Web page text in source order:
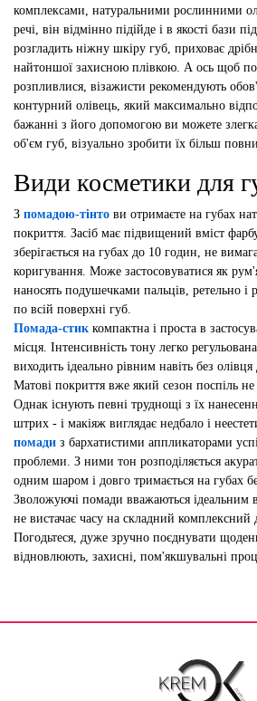
комплексами, натуральними рослинними
речі, він відмінно підійде і в якості бази
розгладить ніжну шкіру губ, приховає
найтоншої захисною плівкою. А ось щоб
розпливлися, візажисти рекомендують
контурний олівець, який максимально
бажанні з його допомогою ви можете
об'єм губ, візуально зробити їх більш
Види косметики для
З помадою-тінто ви отримаєте на губах
покриття. Засіб має підвищений вміст
зберігається на губах до 10 годин, не
коригування. Може застосовуватися як
наносять подушечками пальців, ретельно і
по всій поверхні губ.
Помада-стик компактна і проста в
місця. Інтенсивність тону легко
виходить ідеально рівним навіть без олівця
Матові покриття вже який сезон поспіль не
Однак існують певні труднощі з їх
штрих - і макіяж виглядає недбало і
помади з бархатистими аппликаторами
проблеми. З ними тон розподіляється
одним шаром і довго тримається на губах
Зволожуючі помади вважаються ідеальним
не вистачає часу на складний комплексний
Погодьтеся, дуже зручно поєднувати
відновлюють, захисні, пом'якшувальні